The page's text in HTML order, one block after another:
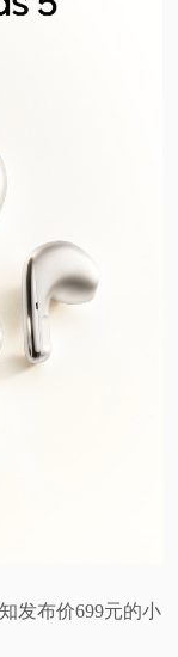
发布价699元的小